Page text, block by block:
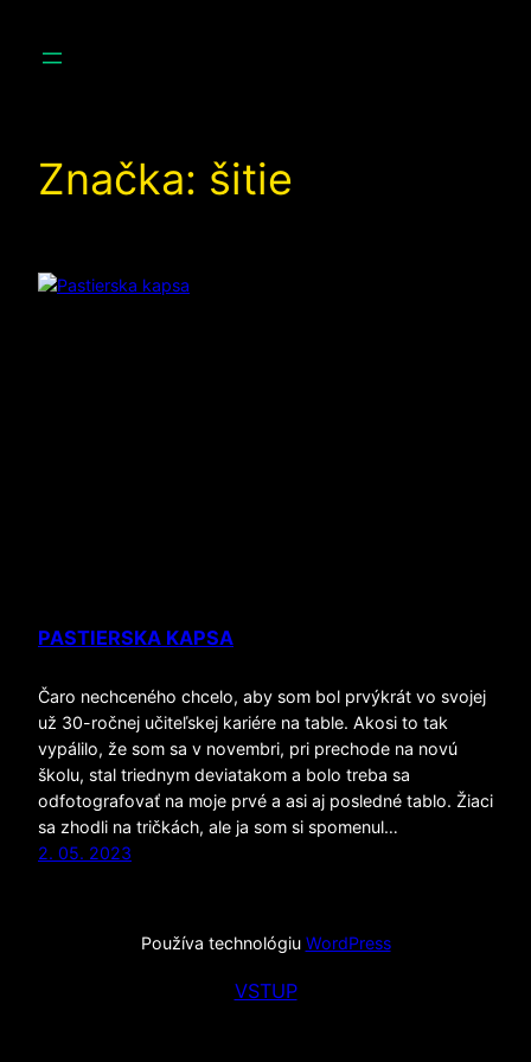
Značka: šitie
PASTIERSKA KAPSA
Čaro nechceného chcelo, aby som bol prvýkrát vo svojej
už 30-ročnej učiteľskej kariére na table. Akosi to tak
vypálilo, že som sa v novembri, pri prechode na novú
školu, stal triednym deviatakom a bolo treba sa
odfotografovať na moje prvé a asi aj posledné tablo. Žiaci
sa zhodli na tričkách, ale ja som si spomenul…
2. 05. 2023
Používa technológiu WordPress
VSTUP